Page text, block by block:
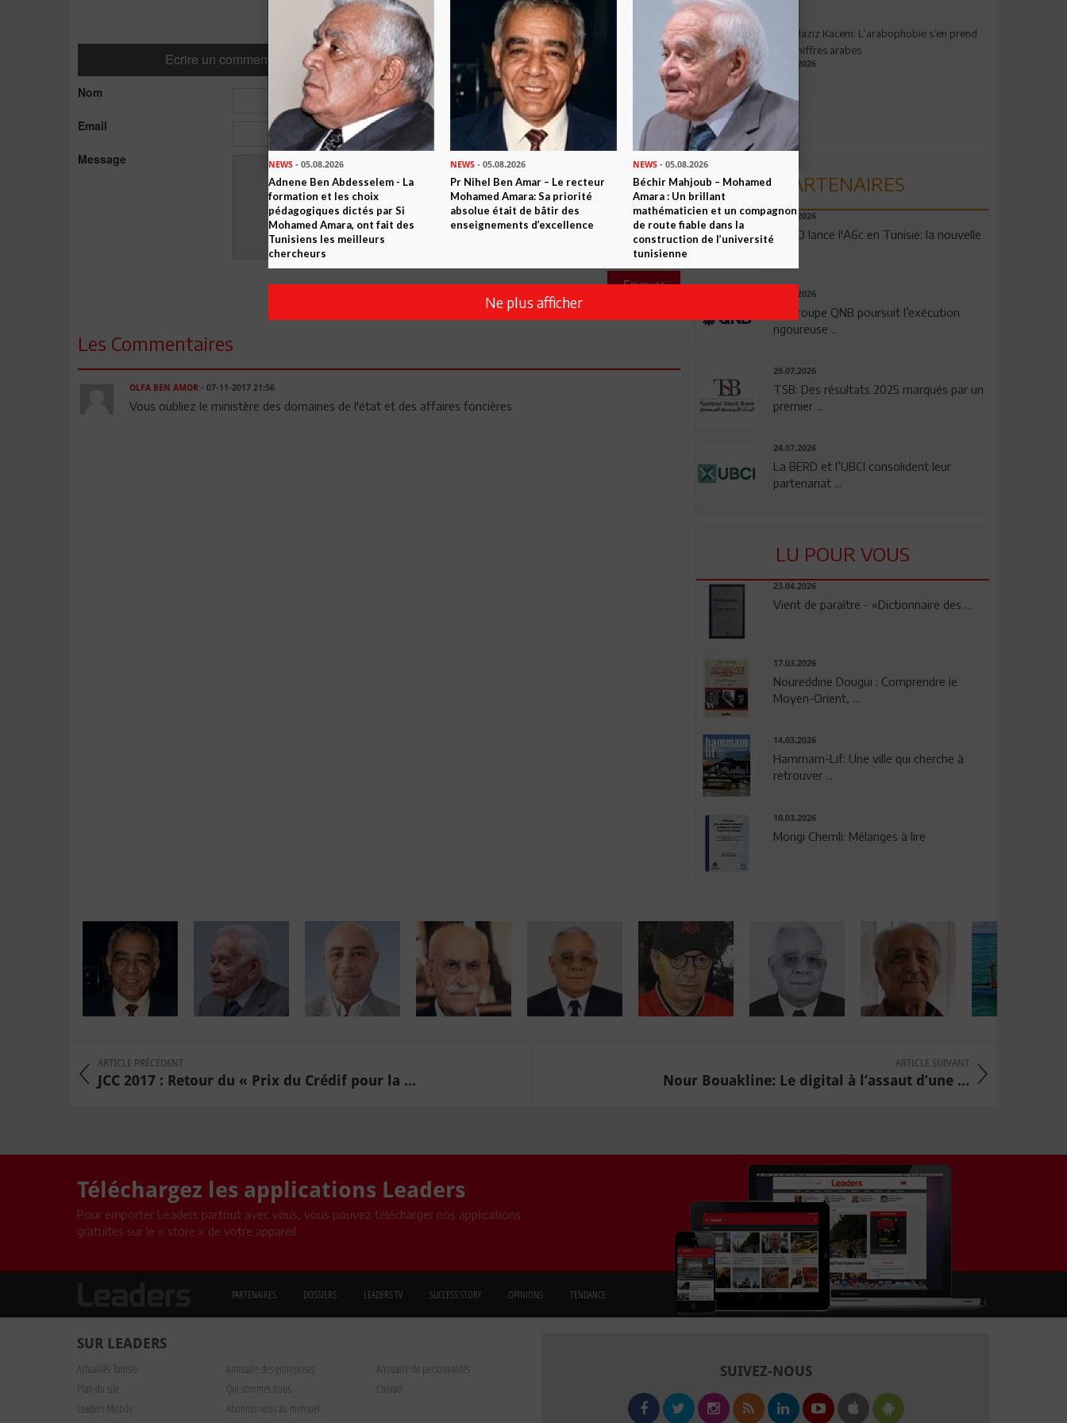
1Commentaire
Ecrire un commentaire Commenter
Nom
Email
Message
Envoyer
Les Commentaires
OLFA BEN AMOR - 07-11-2017 21:56
Vous oubliez le ministère des domaines de l'état et des affaires foncières
Abdelaziz Kacem: L’arabophobie s’en prend
aux chiffres arabes
09.07.2026
PARTENAIRES
04.08.2026
OPPO lance l'A6c en Tunisie: la nouvelle
29.07.2026
Le Groupe QNB poursuit l’exécution
rigoureuse ...
29.07.2026
TSB: Des résultats 2025 marqués par un
premier ...
24.07.2026
La BERD et l’UBCI consolident leur
partenariat ...
LU POUR VOUS
23.04.2026
Vient de paraître - «Dictionnaire des ...
17.03.2026
Noureddine Dougui : Comprendre le
Moyen-Orient, ...
14.03.2026
Hammam-Lif: Une ville qui cherche à
retrouver ...
10.03.2026
Mongi Chemli: Mélanges à lire
ARTICLE PRÉCÉDENT
JCC 2017 : Retour du « Prix du Crédif pour la ...
ARTICLE SUIVANT
Nour Bouakline: Le digital à l’assaut d’une ...
Téléchargez les applications Leaders
Pour emporter Leaders partout avec vous, vous pouvez télécharger nos applications
gratuites sur le « store » de votre appareil.
PARTENAIRES DOSSIERS LEADERS TV SUCCESS STORY OPINIONS TENDANCE
SUR LEADERS
Actualités Tunisie Annuaire des entreprises
Annuaire de personnalités
Plan du site
Qui sommes nous
Contact
Leaders Mobile
Abonnez-vous au mensuel
SUIVEZ-NOUS
NEWS - 05.08.2026
Adnene Ben Abdesselem - La
formation et les choix
pédagogiques dictés par Si
Mohamed Amara, ont fait des
Tunisiens les meilleurs
chercheurs
NEWS - 05.08.2026
Pr Nihel Ben Amar – Le recteur
Mohamed Amara: Sa priorité
absolue était de bâtir des
enseignements d’excellence
NEWS- 05.08.2026
Béchir Mahjoub – Mohamed
Amara : Un brillant
mathématicien et un compagnon
de route fiable dans la
construction de l’université
tunisienne
Ne plus afficher